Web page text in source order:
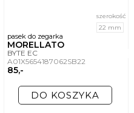
pasek do zegarka
MORELLATO
BYTE EC
A01X5654187062SB22
85,-
szerokość
22 mm
DO KOSZYKA